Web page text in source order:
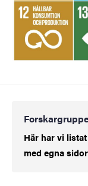
Här har vi
med egna sidor